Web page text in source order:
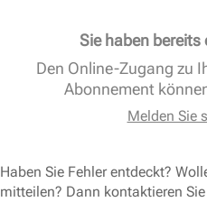
Sie haben bereits
Den Online-Zugang zu
Abonnement
Melden Sie
Haben Sie Fehler entdeckt?
mitteilen? Dann kontaktieren